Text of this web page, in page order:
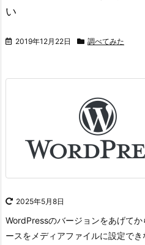
い
2019年12月22日 調べてみた
2025年5月8日
WordPressのバージョンをあげて
ースをメディアファイルに設定でき